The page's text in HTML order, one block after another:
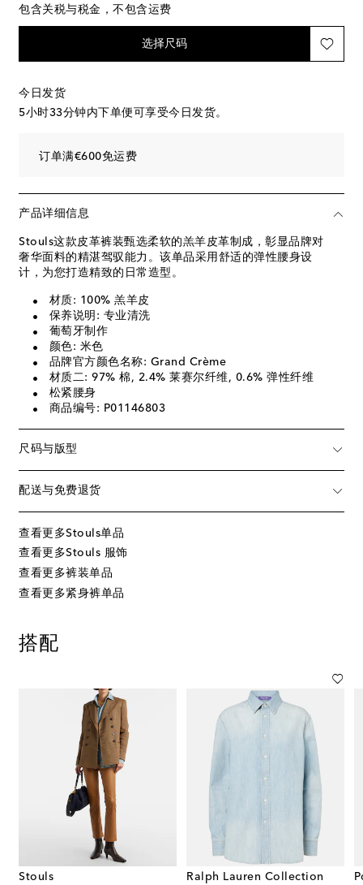
包含关税与税金，不包含运费
选择尺码
今日发货
5小时33分钟内下单便可享受今日发货。
订单满€600免运费
产品详细信息
Stouls这款皮革裤装甄选柔软的羔羊皮革制成，彰显品牌对
奢华面料的精湛驾驭能力。该单品采用舒适的弹性腰身设
计，为您打造精致的日常造型。
材质: 100% 羔羊皮
保养说明: 专业清洗
葡萄牙制作
颜色: 米色
品牌官方颜色名称: Grand Crème
材质二: 97% 棉, 2.4% 莱赛尔纤维, 0.6% 弹性纤维
松紧腰身
商品编号: P01146803
尺码与版型
配送与免费退货
查看更多Stouls单品
查看更多Stouls 服饰
查看更多裤装单品
查看更多紧身裤单品
搭配
Stouls
Ralph Lauren Collection